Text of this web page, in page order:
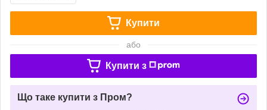
Купити
або
Купити з
Що таке купити з Пром?